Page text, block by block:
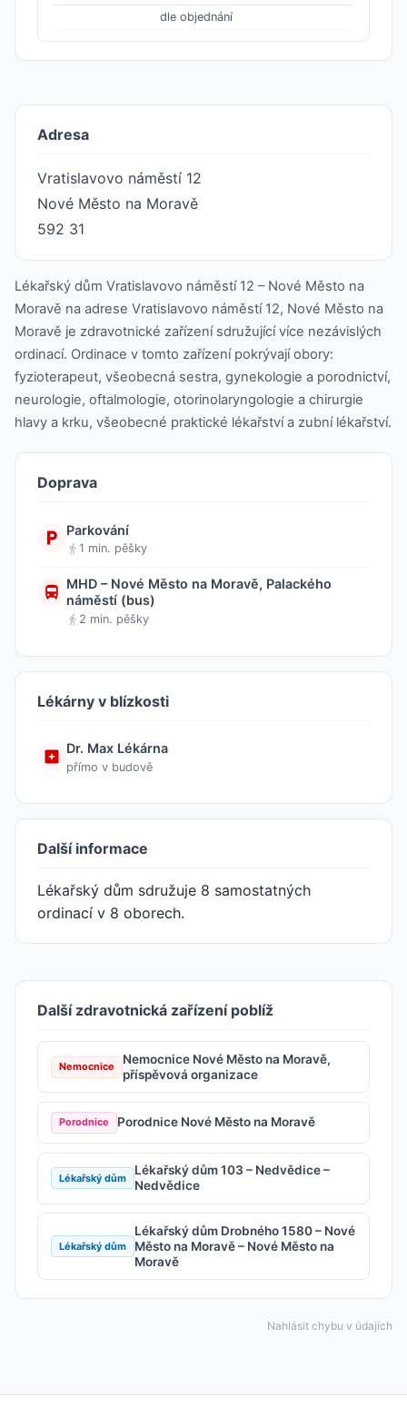
dle objednání
Adresa
Vratislavovo náměstí 12
Nové Město na Moravě
592 31
Lékařský dům Vratislavovo náměstí 12 – Nové Město na
Moravě na adrese Vratislavovo náměstí 12, Nové Město na
Moravě je zdravotnické zařízení sdružující více nezávislých
ordinací. Ordinace v tomto zařízení pokrývají obory:
fyzioterapeut, všeobecná sestra, gynekologie a porodnictví,
neurologie, oftalmologie, otorinolaryngologie a chirurgie
hlavy a krku, všeobecné praktické lékařství a zubní lékařství.
Doprava
Parkování
1 min. pěšky
MHD – Nové Město na Moravě, Palackého
náměstí (bus)
2 min. pěšky
Lékárny v blízkosti
Dr. Max Lékárna
přímo v budově
Další informace
Lékařský dům sdružuje 8 samostatných
ordinací v 8 oborech.
Další zdravotnická zařízení poblíž
Nemocnice
Nemocnice Nové Město na Moravě,
příspěvová organizace
Porodnice Porodnice Nové Město na Moravě
Lékařský dům
Lékařský dům 103 – Nedvědice –
Nedvědice
Lékařský dům
Lékařský dům Drobného 1580 – Nové
Město na Moravě – Nové Město na
Moravě
Nahlásit chybu v údajích